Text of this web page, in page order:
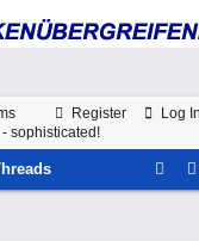
Register Log
sophisticated!